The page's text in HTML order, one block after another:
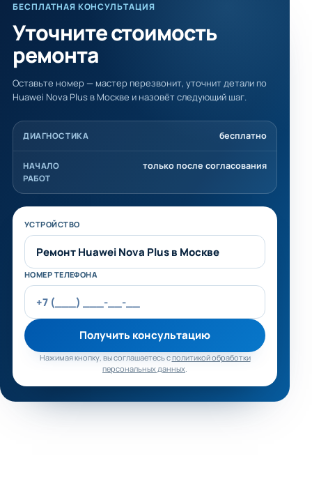
БЕСПЛАТНАЯ КОНСУЛЬТАЦИЯ
Уточните стоимость
ремонта
Оставьте номер — мастер перезвонит, уточнит детали по
Huawei Nova Plus в Москве и назовёт следующий шаг.
ДИАГНОСТИКА бесплатно
НАЧАЛО
РАБОТ
только после согласования
Не заполняйте это поле
УСТРОЙСТВО
НОМЕР ТЕЛЕФОНА
Получить консультацию
Нажимая кнопку, вы соглашаетесь сполитикой обработки
персональных данных.